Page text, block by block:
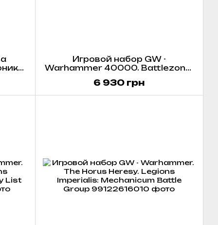
Игровой набор GW -
Warhammer 40000. Battlezone:
Sector
6 930 грн